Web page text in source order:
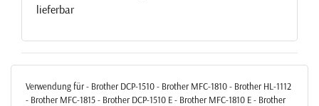
lieferbar
Verwendung für - Brother DCP-1510 - Brother MFC-1810 - Brother HL-1112
- Brother MFC-1815 - Brother DCP-1510 E - Brother MFC-1810 E - Brother